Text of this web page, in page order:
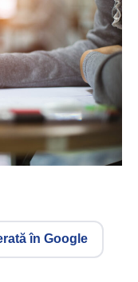
în Google